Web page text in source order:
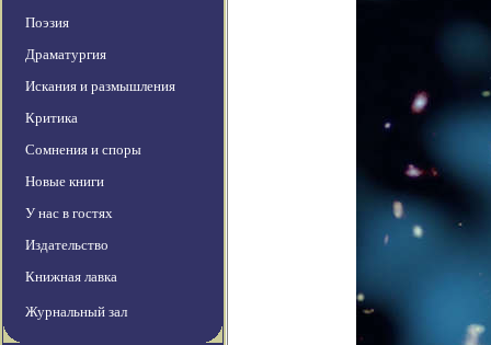
Поэзия
Драматургия
Искания и размышления
Критика
Сомнения и споры
Новые книги
У нас в гостях
Издательство
Книжная лавка
Журнальный зал